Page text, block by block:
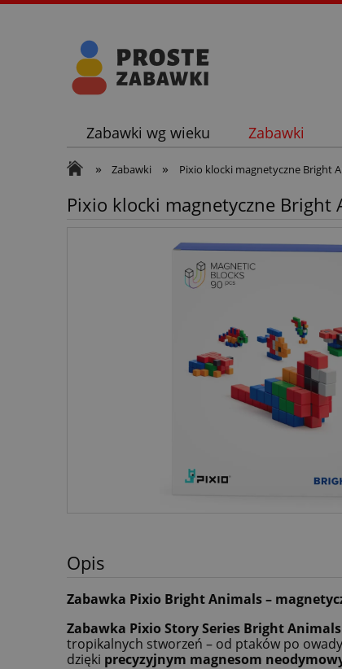
Zabawki wg wieku Zabawki
» Zabawki » Pixio klocki magnetyczne Bright
Pixio klocki magnetyczne Bright
Opis
Zabawka Pixio Bright Animals –
Zabawka Pixio Story Series Bright Animals
tropikalnych stworzeń – od ptaków po
dzięki precyzyjnym magnesom